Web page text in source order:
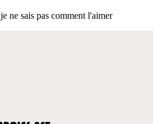
ne sais pas comment l'aimer